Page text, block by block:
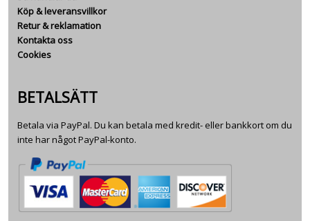
Köp & leveransvillkor
Retur & reklamation
Kontakta oss
Cookies
BETALSÄTT
Betala via PayPal. Du kan betala med kredit- eller bankkort om du
inte har något PayPal-konto.